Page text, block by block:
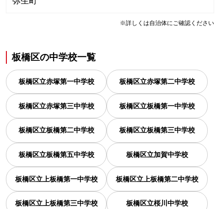
※詳しくは自治体にご確認ください
板橋区の中学校一覧
板橋区立赤塚第一中学校 板橋区立赤塚第二中学校
板橋区立赤塚第三中学校 板橋区立板橋第一中学校
板橋区立板橋第二中学校 板橋区立板橋第三中学校
板橋区立板橋第五中学校 板橋区立加賀中学校
板橋区立上板橋第一中学校 板橋区立上板橋第二中学校
板橋区立上板橋第三中学校 板橋区立桜川中学校